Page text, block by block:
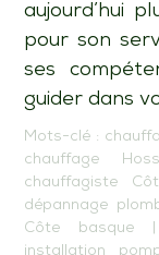
aujourd’hui
pour son
ses
guider dans
Mots-clé :
chauffage
chauffagiste
dépannage
Côte basque
installation